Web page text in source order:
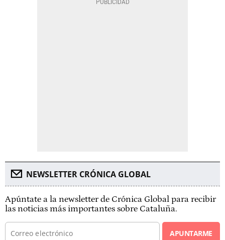
NEWSLETTER CRÓNICA GLOBAL
Apúntate a la newsletter de Crónica Global para recibir
las noticias más importantes sobre Cataluña.
APUNTARME